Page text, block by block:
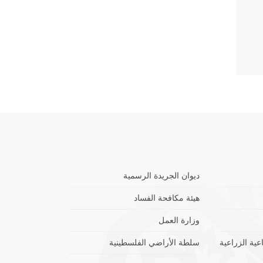
ديوان الجريدة الرسمية
هيئة مكافحة الفساد
وزارة العمل
الزراعية سلطة الأراضي الفلسطينية